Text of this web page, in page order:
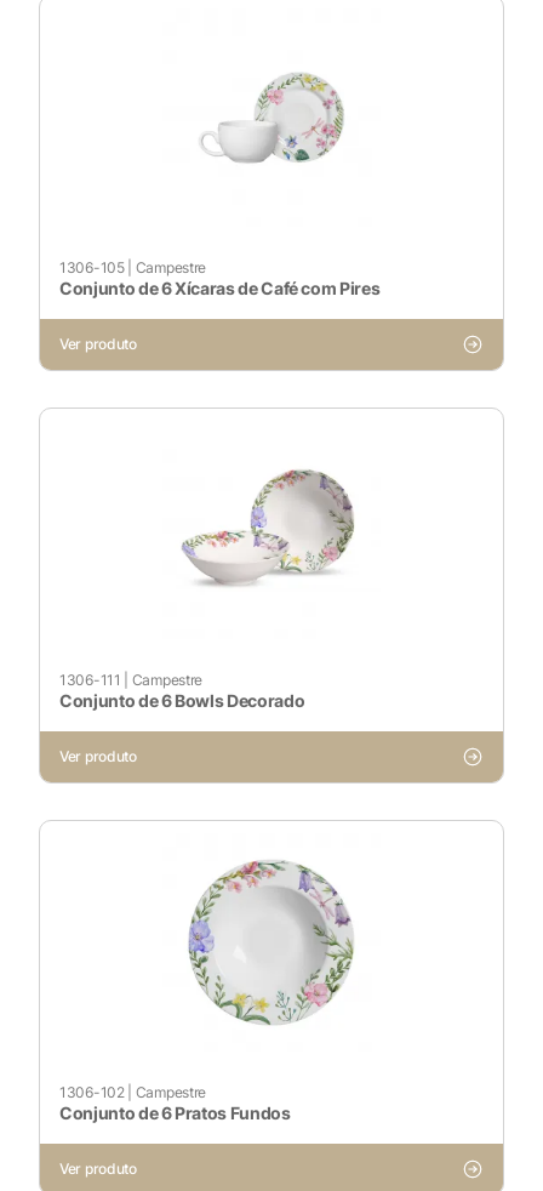
1306-105| Campestre
Conjunto de 6 Xícaras de Café com Pires
Ver produto
1306-111 Campestre
Conjunto de 6 Bowls Decorado
Ver produto
1306-102| Campestre
Conjunto de 6 Pratos Fundos
Ver produto
X
Cookies Necessários
Cookies Não Necessários